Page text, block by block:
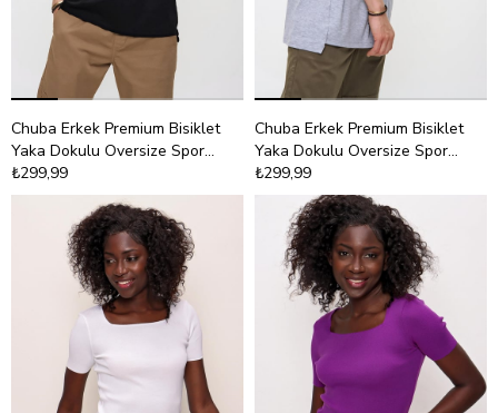
Chuba Erkek Premium Bisiklet
Yaka Dokulu Oversize Spor
Kesim t-Shirt 21S105
₺299,99
Chuba Erkek Premium Bisiklet
Yaka Dokulu Oversize Spor
Kesim t-Shirt 21S105
₺299,99